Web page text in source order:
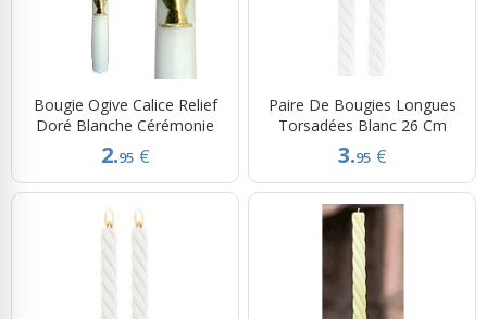
Bougie Ogive Calice Relief
Doré Blanche Cérémonie
2.95 €
Paire De Bougies Longues
Torsadées Blanc 26 Cm
3.95 €